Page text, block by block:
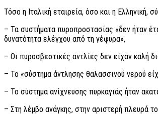
Τόσο η Ιταλική εταιρεία, όσο και η
– Τα συστήματα πυροπροστασίας «δεν ήταν
δυνατότητα ελέγχου από τη γέφυρα»,
– Οι πυροσβεστικές αντλίες δεν είχαν καλή
– Το «σύστημα άντλησης θαλασσινού νερού
– Το σύστημα ανίχνευσης πυρκαγιάς ήταν
– Στη λέμβο ανάγκης, στην αριστερή πλευρά